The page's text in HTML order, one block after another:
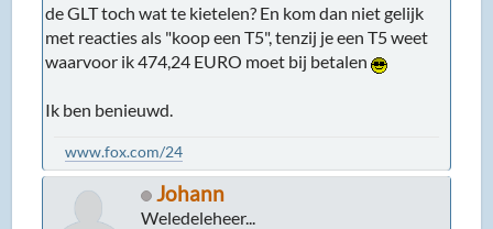
de GLT toch wat te kietelen? En kom dan niet gelijk
met reacties als "koop een T5", tenzij je een T5 weet
waarvoor ik 474,24 EURO moet bij betalen
Ik ben benieuwd.
www.fox.com/24
Johann
Weledeleheer...